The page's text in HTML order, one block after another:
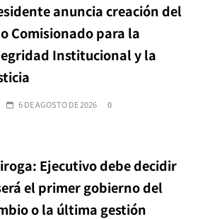
anuncia creación del
Comisionado para la
Institucional y la
6 DE AGOSTO DE 2026 0
Ejecutivo debe decidir
el primer gobierno del
o la última gestión